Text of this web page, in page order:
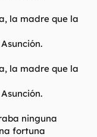
la madre que la
la madre que la
ninguna
fortuna